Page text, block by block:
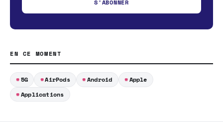
S'ABONNER
EN CE MOMENT
5G AirPods Android
Apple
Applications